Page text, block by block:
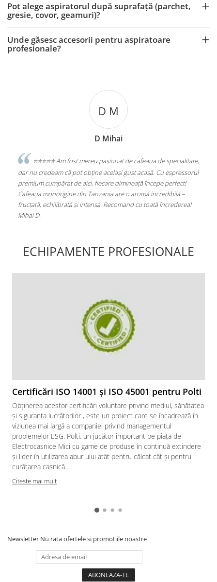
Pot alege aspiratorul după suprafață (parchet,
gresie, covor, geamuri)?
Unde găsesc accesorii pentru aspiratoare
profesionale?
D M
D Mihai
⭐️⭐️⭐️⭐️⭐️ Am fost mereu pasionat de cafeaua de specialitate,
dar nu credeam că pot obține același gust acasă. Cu espressorul
premium cumpărat de aici, fiecare dimineață începe perfect!
Cafeaua monorigine din Tanzania are o aromă incredibilă –
fructată, echilibrată și intensă. Recomand cu toată încrederea!
Mihai D.
ECHIPAMENTE PROFESIONALE
Certificări ISO 14001 și ISO 45001 pentru Polti
Obținerea acestor certificări voluntare privind mediul, sănătatea
și siguranța lucrătorilor , este un proiect care se încadrează în
viziunea mai largă a companiei privind managementul
problemelor ESG. Polti, un jucător important pe piața de
Electrocasnice Mici cu game de produse în continuă extindere
și lider în utilizarea abur ului atât pentru călcat cât și pentru
curățarea casnică...
Citeste mai mult
Newsletter Nu rata ofertele si promotiile noastre